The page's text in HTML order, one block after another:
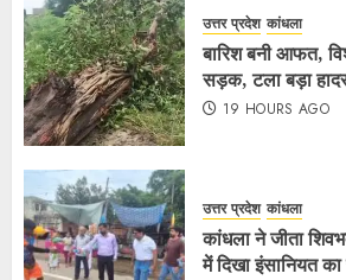
उत्तर प्रदेश कांधला
बारिश बनी आफत,
सड़क, टला बड़ा
19 HOURS AGO
उत्तर प्रदेश कांधला
कांधला ने जीता
में दिखा इंसानियत